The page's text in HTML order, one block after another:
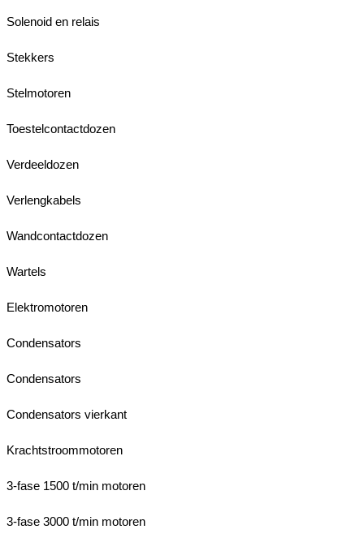
Solenoid en relais
Stekkers
Stelmotoren
Toestelcontactdozen
Verdeeldozen
Verlengkabels
Wandcontactdozen
Wartels
Elektromotoren
Condensators
Condensators
Condensators vierkant
Krachtstroommotoren
3-fase 1500 t/min motoren
3-fase 3000 t/min motoren